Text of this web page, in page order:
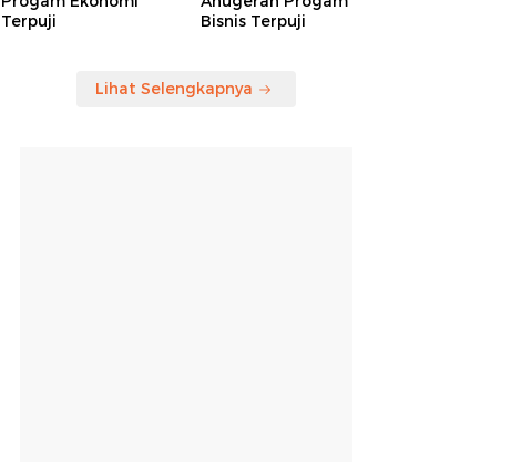
Terpuji
Bisnis Terpuji
Lihat Selengkapnya